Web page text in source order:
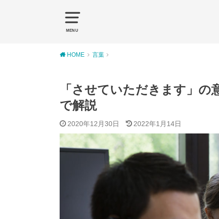
MENU
HOME 言葉
「させていただきます」
で解説
2020年12月30日 2022年1月14日